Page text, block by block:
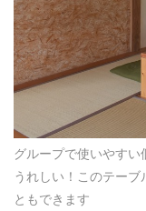
グループで使いやす
うれしい！このテーブ
ともできます